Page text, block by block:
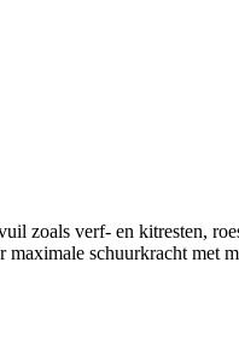
zoals verf- en kitresten,
schuurkracht met